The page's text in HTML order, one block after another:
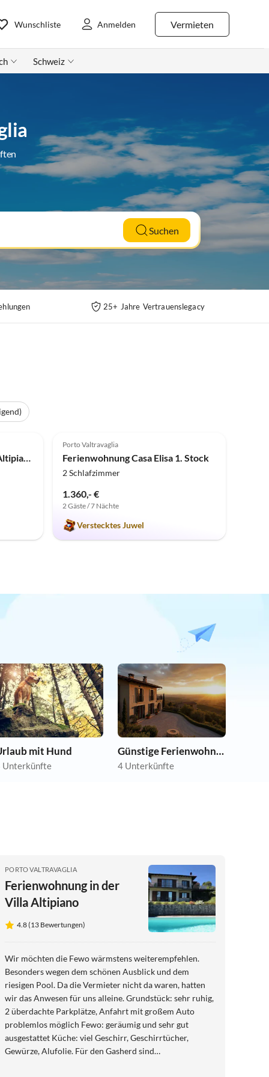
Vermieten
Wunschliste Anmelden
Schweiz
Suchen
25+ Jahre Vertrauenslegacy
Ferienwohnung in der Villa Altipiano
Porto Valtravaglia
Ferienwohnung Casa Elisa 1. Stock
2 Schlafzimmer
1.360,- €
2 Gäste / 7 Nächte
Verstecktes Juwel
mit Hund
Unterkünfte
Günstige Ferienwohnungen
4 Unterkünfte
PORTO VALTRAVAGLIA
Ferienwohnung in der
Villa Altipiano
4.8 (13 Bewertungen)
Wir möchten die Fewo wärmstens weiterempfehlen.
Besonders wegen dem schönen Ausblick und dem
riesigen Pool. Da die Vermieter nicht da waren, hatten
wir das Anwesen für uns alleine. Grundstück: sehr ruhig,
2 überdachte Parkplätze, Anfahrt mit großem Auto
problemlos möglich Fewo: geräumig und sehr gut
ausgestattet Küche: viel Geschirr, Geschirrtücher,
Gewürze, Alufolie. Für den Gasherd sind